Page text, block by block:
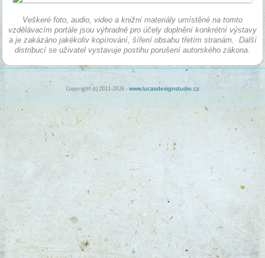
Veškeré foto, audio, video a knižní materiály umístěné na tomto
vzdělávacím portále jsou výhradně pro účely doplnění konkrétní výstavy
a je zakázáno jakékoliv kopírování, šíření obsahu třetím stranám. Další
distribucí se uživatel vystavuje postihu porušení autorského zákona.
Copyright (c) 2011-2026 -www.lucasdesignstudio.cz